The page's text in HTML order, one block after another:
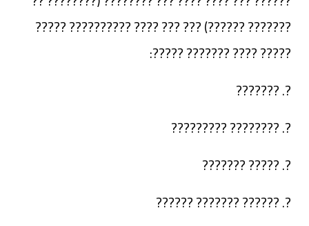
??????? ??????) ??? ??? ???? ?????????? ?????
????? ???? ??????? ?????:
?. ???????
?. ???????? ?????????
?. ????? ???????
?. ?????? ??????? ??????